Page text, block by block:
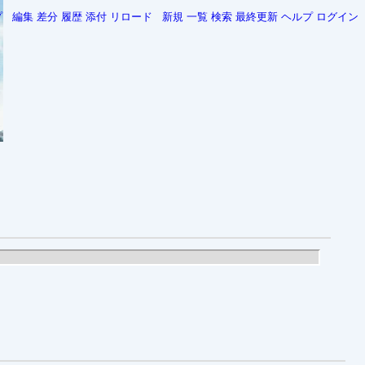
編集 差分 履歴 添付 リロード 新規 一覧 検索 最終更新 ヘルプ ログイン